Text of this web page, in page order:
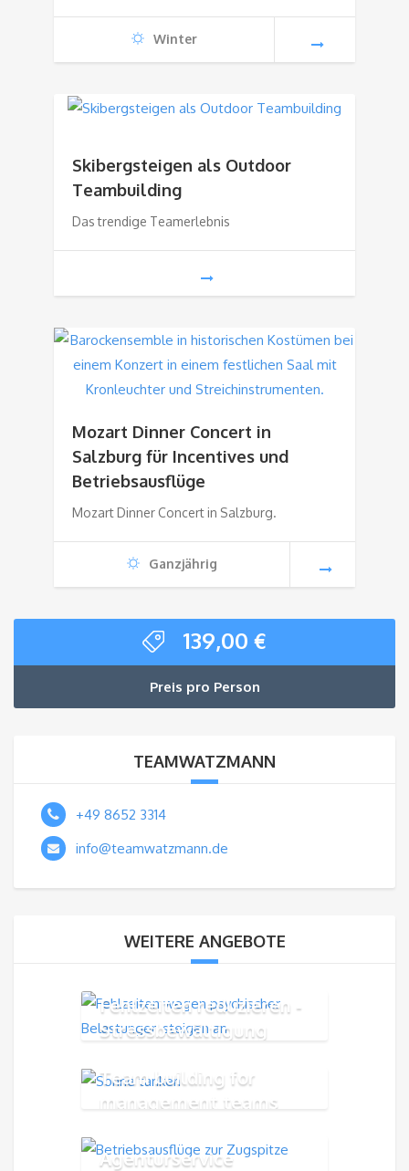
Winter
Skibergsteigen als Outdoor
Teambuilding
Das trendige Teamerlebnis
Mozart Dinner Concert in
Salzburg für Incentives und
Betriebsausflüge
Mozart Dinner Concert in Salzburg.
Ganzjährig
139,00 €
Preis pro Person
TEAMWATZMANN
+49 8652 3314
info@teamwatzmann.de
WEITERE ANGEBOTE
Fehlzeiten reduzieren -
Stressbewältigung
Team building for
management teams
Agenturservice